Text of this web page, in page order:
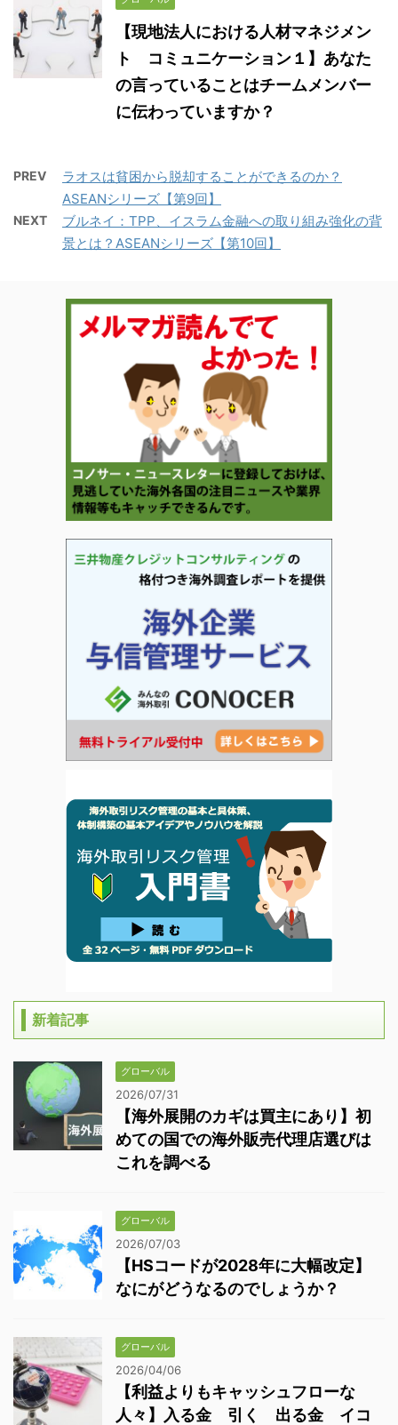
【現地法人における人材マネジメン
ト コミュニケーション１】あなた
の言っていることはチームメンバー
に伝わっていますか？
PREV
ラオスは貧困から脱却することができるのか？
ASEANシリーズ【第9回】
NEXT
ブルネイ：TPP、イスラム金融への取り組み強化の背
景とは？ASEANシリーズ【第10回】
新着記事
グローバル
2026/07/31
【海外展開のカギは買主にあり】初
めての国での海外販売代理店選びは
これを調べる
グローバル
2026/07/03
【HSコードが2028年に大幅改定】
なにがどうなるのでしょうか？
グローバル
2026/04/06
【利益よりもキャッシュフローな
人々】入る金 引く 出る金 イコ